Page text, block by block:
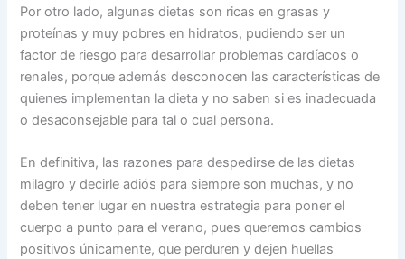
Por otro lado, algunas dietas son ricas en grasas y
proteínas y muy pobres en hidratos, pudiendo ser un
factor de riesgo para desarrollar problemas cardíacos o
renales, porque además desconocen las características de
quienes implementan la dieta y no saben si es inadecuada
o desaconsejable para tal o cual persona.
En definitiva, las razones para despedirse de las dietas
milagro y decirle adiós para siempre son muchas, y no
deben tener lugar en nuestra estrategia para poner el
cuerpo a punto para el verano, pues queremos cambios
positivos únicamente, que perduren y dejen huellas